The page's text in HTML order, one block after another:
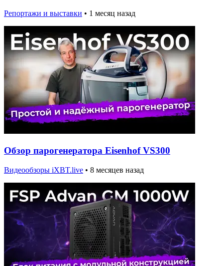
Репортажи и выставки • 1 месяц назад
Обзор парогенератора Eisenhof VS300
Видеообзоры iXBT.live • 8 месяцев назад